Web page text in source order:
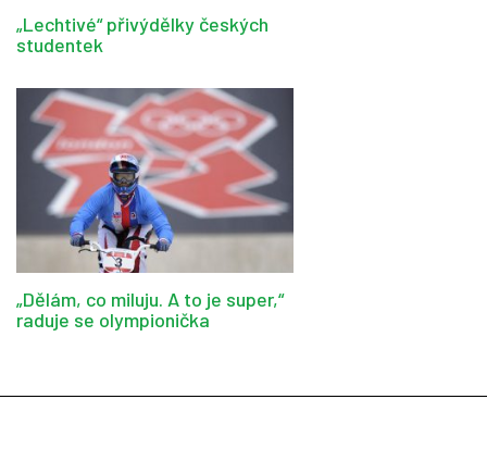
„Lechtivé“ přivýdělky českých
studentek
„Dělám, co miluju. A to je super,“
raduje se olympionička